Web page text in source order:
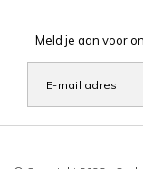
Meld je aan voor